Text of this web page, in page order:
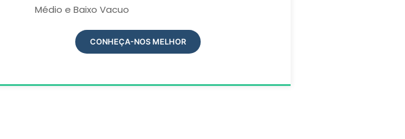
Médio e Baixo Vacuo
CONHEÇA-NOS MELHOR